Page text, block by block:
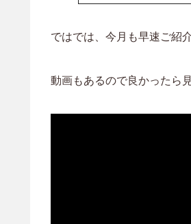
ではでは、今月も早速ご紹
動画もあるので良かったら